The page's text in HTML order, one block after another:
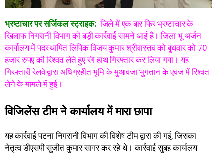
भ्रष्टाचार पर सर्जिकल स्ट्राइक: जिले में एक बार फिर भ्रष्टाचार के
खिलाफ निगरानी विभाग की बड़ी कार्रवाई सामने आई है। जिला भू अर्जन
कार्यालय में पदस्थापित लिपिक विजय कुमार श्रीवास्तव को बुधवार को 70
हजार रुपए की रिश्वत लेते हुए रंगे हाथ गिरफ्तार कर लिया गया। यह
गिरफ्तारी रेलवे द्वारा अधिग्रहीत भूमि के मुआवजा भुगतान के एवज में रिश्वत
लेने के मामले में हुई।
विजिलेंस टीम ने कार्यालय में मारा छापा
यह कार्रवाई पटना निगरानी विभाग की विशेष टीम द्वारा की गई, जिसका
नेतृत्व डीएसपी सुजीत कुमार सागर कर रहे थे। कार्रवाई सुबह कार्यालय